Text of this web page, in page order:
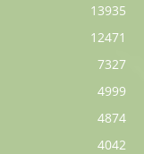
13935
12471
7327
4999
4874
4042